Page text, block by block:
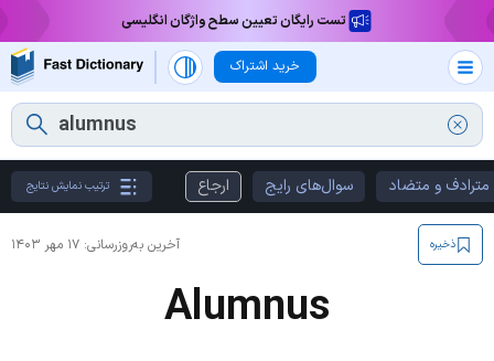
تست رایگان تعیین سطح واژگان انگلیسی
خرید اشتراک
مترادف و متضاد سوال‌های رایج ارجاع ترتیب نمایش نتایج
آخرین به‌روزرسانی: ۱۷ مهر ۱۴۰۳ ذخیره
Alumnus